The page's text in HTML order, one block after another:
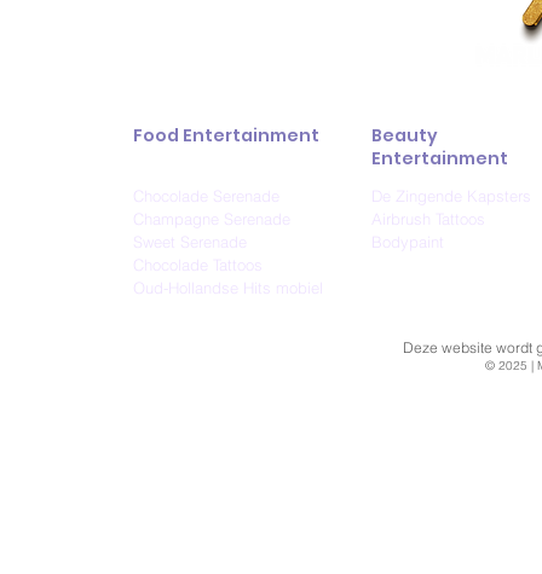
Food Entertainment
Chocolade Serenade
Champagne Serenade
Sweet Serenade
Chocolade Tattoos
Oud-Hollandse Hits mobiel
Beauty
Entertainment
De Zingende Kapsters
Airbrush Tattoos
Bodypaint
Deze website wordt
© 2025 |